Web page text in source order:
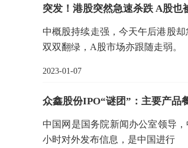
突发！港股突然急速杀跌 A股也
中概股持续走强，今天午后港股
双双翻绿，A股市场亦跟随走弱。
2023-01-07
众鑫股份IPO“谜团”：主要产品
中国网是国务院新闻办公室领导
小时对外发布信息，是中国进行